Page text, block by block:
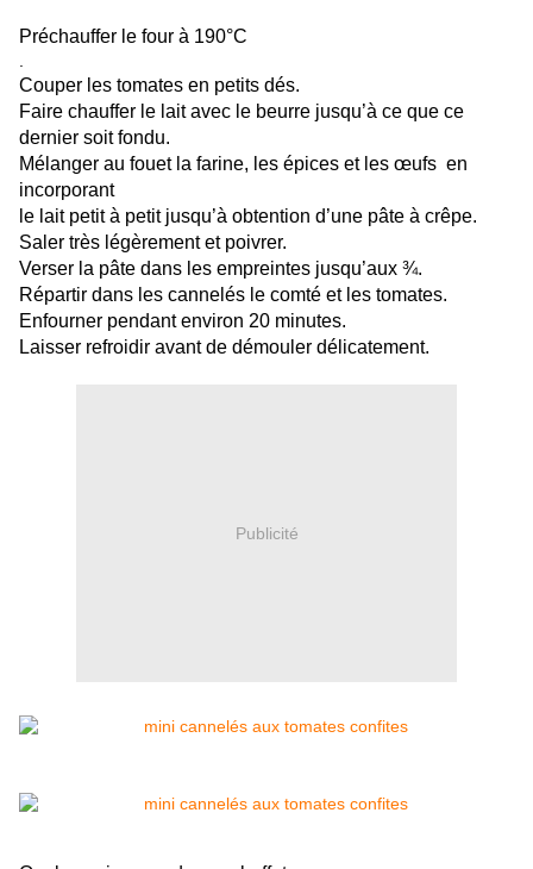
Préchauffer le four à 190°C
Couper les tomates en petits dés.
Faire chauffer le lait avec le beurre jusqu’à ce que ce
dernier soit fondu.
Mélanger au fouet la farine, les épices et les œufs en
incorporant
le lait petit à petit jusqu’à obtention d’une pâte à crêpe.
Saler très légèrement et poivrer.
Verser la pâte dans les empreintes jusqu’aux ¾.
Répartir dans les cannelés le comté et les tomates.
Enfourner pendant environ 20 minutes.
Laisser refroidir avant de démouler délicatement.
Publicité